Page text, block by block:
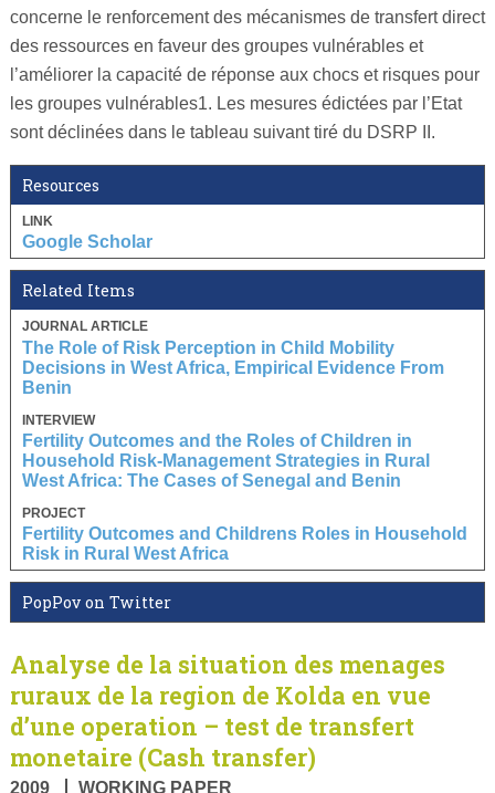
concerne le renforcement des mécanismes de transfert direct
des ressources en faveur des groupes vulnérables et
l’améliorer la capacité de réponse aux chocs et risques pour
les groupes vulnérables1. Les mesures édictées par l’Etat
sont déclinées dans le tableau suivant tiré du DSRP II.
Resources
LINK
Google Scholar
Related Items
JOURNAL ARTICLE
The Role of Risk Perception in Child Mobility
Decisions in West Africa, Empirical Evidence From
Benin
INTERVIEW
Fertility Outcomes and the Roles of Children in
Household Risk-Management Strategies in Rural
West Africa: The Cases of Senegal and Benin
PROJECT
Fertility Outcomes and Childrens Roles in Household
Risk in Rural West Africa
PopPov on Twitter
Analyse de la situation des menages
ruraux de la region de Kolda en vue
d’une operation – test de transfert
monetaire (Cash transfer)
2009
WORKING PAPER